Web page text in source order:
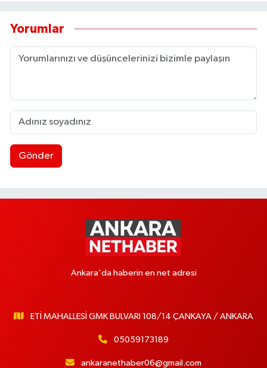
Yorumlar
Gönder
Ankara'da haberin en net adresi
ETİ MAHALLESİ GMK BULVARI 108/14 ÇANKAYA / ANKARA
05059173189
ankaranethaber06@gmail.com